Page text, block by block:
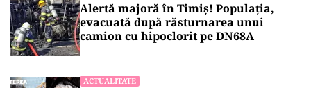
Alertă majoră în Timiș! Populația,
evacuată după răsturnarea unui
camion cu hipoclorit pe DN68A
ACTUALITATE